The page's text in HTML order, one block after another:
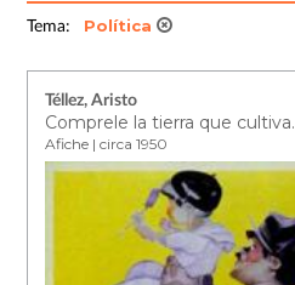
Tema: Política
Téllez, Aristo
Comprele la tierra que cultiva.
Afiche | circa 1950